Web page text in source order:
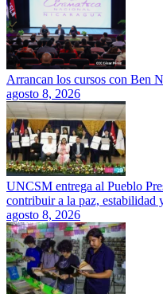
Arrancan los cursos con Ben
agosto 8, 2026
UNCSM entrega al Pueblo
contribuir a la paz, estabilidad
agosto 8, 2026